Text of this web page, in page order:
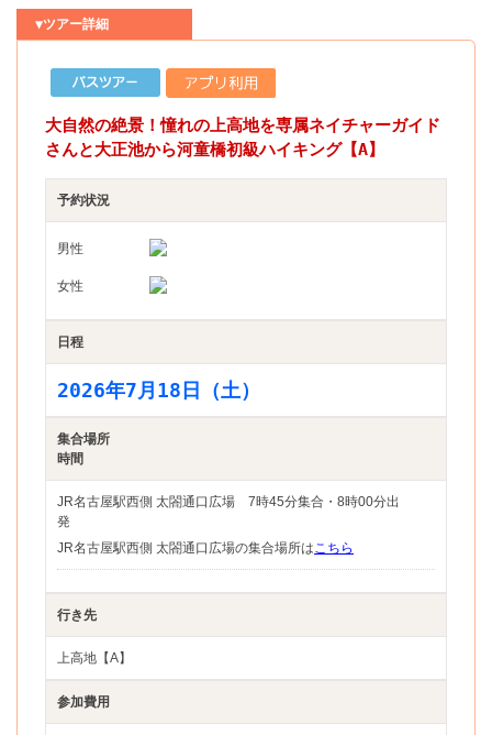
▼ツアー詳細
大自然の絶景！憧れの上高地を専属ネイチャーガイド
さんと大正池から河童橋初級ハイキング【A】
予約状況
男性
女性
日程
2026年7月18日（土）
集合場所
時間
JR名古屋駅西側 太閤通口広場 7時45分集合・8時00分出
発
JR名古屋駅西側 太閤通口広場の集合場所はこちら
行き先
上高地【A】
参加費用